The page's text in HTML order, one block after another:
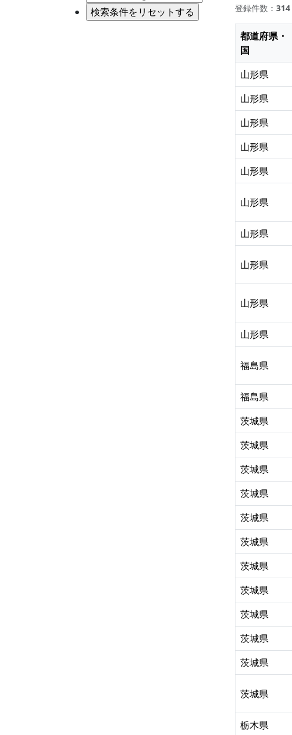
登録件数： 314
都道府県・
国
山形県
山形県
山形県
山形県
山形県
山形県
山形県
山形県
山形県
山形県
福島県
福島県
茨城県
茨城県
茨城県
茨城県
茨城県
茨城県
茨城県
茨城県
茨城県
茨城県
茨城県
茨城県
栃木県